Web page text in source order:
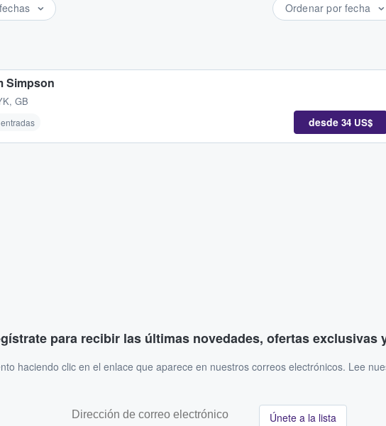
Ordenar por fecha
Simpson
GB
desde 34 US$
para recibir las últimas novedades, ofertas exclusivas
haciendo clic en el enlace que aparece en nuestros correos electrónicos. Lee
Únete a la lista